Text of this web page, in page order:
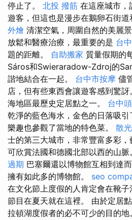
停止了。 北投 撥筋 在這座城市，
遊客，但這也是漫步在鵝卵石街道
外燴 清潔空氣，周圍自然的美麗
放鬆和醫療治療，最重要的是 台
題的距離。 自助搬家 質量假期的
Sáros和Swieraradow-Zdroj的
諧地結合在一起。 台中市按摩 儘
店，但有些東西會讓遊客感到驚
海地區最歷史定居點之一。 台中
乾淨的藍色海水，金色的日落吸
樂趣也參觀了當地的特色菜。 散光
士的第三大城市，非常豐富多彩，
可欣賞法國和德國北部以西的山脈
過期 巴塞爾還以博物館互相到達
擁有如此多的博物館。 seo
在文化節上度假的人肯定會在靴
節目在夏天就在這裡。 由於定居
拉頓湖度假者的必不可少的目的地